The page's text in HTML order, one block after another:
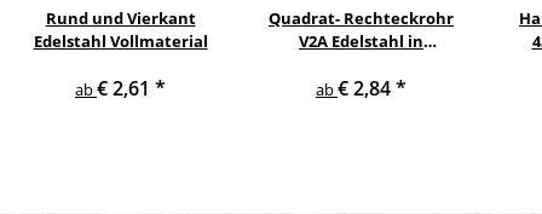
Rund und Vierkant
Edelstahl Vollmaterial
ab€ 2,61 *
Quadrat- Rechteckrohr
V2A Edelstahl in
Querschnitten und
ab€ 2,84*